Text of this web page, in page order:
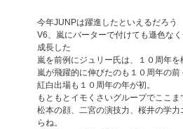
今年JUNPは躍進したといえるだろう
V6、嵐にバーターで付けても遜色な
成長した
嵐を前例にジュリー氏は、１０周年を
嵐が飛躍的に伸びたのも１０周年の前
紅白出場も１０周年の年が初。
もともとイモくさいグループでここま
松本の顔、二宮の演技力、桜井の学
らね。